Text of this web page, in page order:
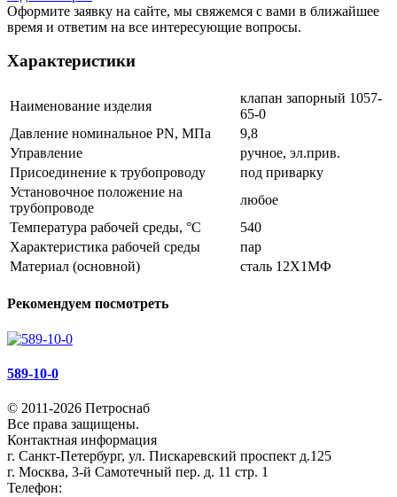
Оформите заявку на сайте, мы свяжемся с вами в ближайшее
время и ответим на все интересующие вопросы.
Характеристики
Наименование изделия
клапан запорный 1057-
65-0
Давление номинальное PN, МПа
9,8
Управление
ручное, эл.прив.
Присоединение к трубопроводу
под приварку
Установочное положение на
трубопроводе
любое
Температура рабочей среды, °С
540
Характеристика рабочей среды
пар
Материал (основной)
сталь 12Х1МФ
Рекомендуем посмотреть
589-10-0
© 2011-2026 Петроснаб
Все права защищены.
Контактная информация
г. Санкт-Петербург, ул. Пискаревский проспект д.125
г. Москва, 3-й Самотечный пер. д. 11 стр. 1
Телефон: